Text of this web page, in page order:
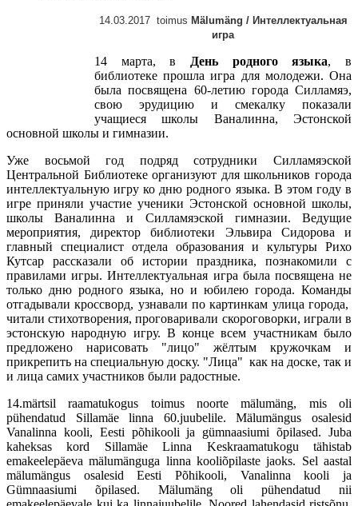
14.03.2017 toimus Mälumäng / И нтеллектуальная
игра
14 марта, в День родного языка, в
библиотеке прошла игра для молодежи. Она
была посвящена 60-летию города Силламяэ,
свою эрудицию и смекалку показали
учащиеся школы Ваналинна, Эстонской
основной школы и гимназии.
Уже восьмой год подряд сотрудники Силламяэской
Центральной Библиотеке организуют для школьников города
интеллектуальную игру ко дню родного языка. В этом году в
игре приняли участие ученики Эстонской основной школы,
школы Ваналинна и Силламяэской гимназии. Ведущие
мероприятия, директор библиотеки Эльвира Сидорова и
главный специалист отдела образования и культуры Рихо
Кутсар рассказали об истории праздника, познакомили с
правилами игры. Интеллектуальная игра была посвящена не
только дню родного языка, но и юбилею города. Команды
отгадывали кроссворд, узнавали по картинкам улица города,
читали стихотворения, проговаривали скороговорки, играли в
эстонскую народную игру. В конце всем участникам было
предложено нарисовать "лицо" жёлтым кружочкам и
прикрепить на специальную доску. "Лица" как на доске, так и
и лица самих участников были радостные.
14.märtsil raamatukogus toimus noorte mälumäng, mis oli
pühendatud Sillamäe linna 60.juubelile. Mälumängus osalesid
Vanalinna kooli, Eesti põhikooli ja gümnaasiumi õpilased. Juba
kaheksas kord Sillamäe Linna Keskraamatukogu tähistab
emakeelepäeva mälumänguga linna kooliõpilaste jaoks. Sel aastal
mälumängus osalesid Eesti Põhikooli, Vanalinna kooli ja
Gümnaasiumi õpilased. Mälumäng oli pühendatud nii